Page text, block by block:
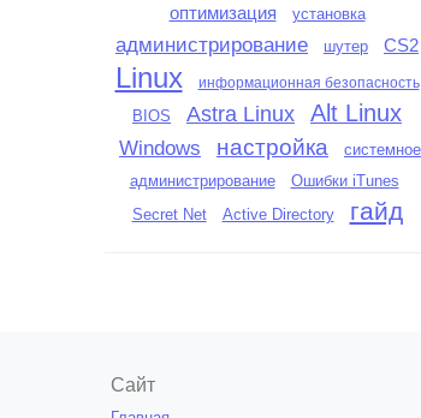
оптимизация установка
администрирование шутер CS2
Linux информационная безопасность
BIOS Astra Linux Alt Linux
Windows настройка
системное
администрирование
Ошибки iTunes
Secret Net
Active Directory гайд
Сайт